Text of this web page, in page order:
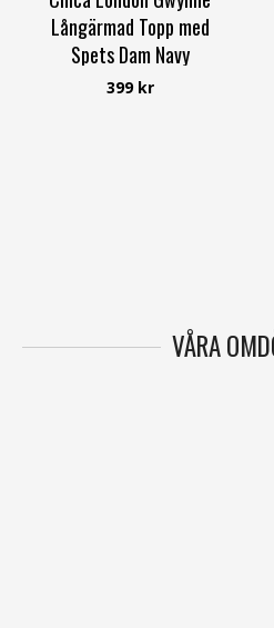
Långärmad Topp med
Spets Dam Navy
Caramelle Fashion
399 kr
VÅRA